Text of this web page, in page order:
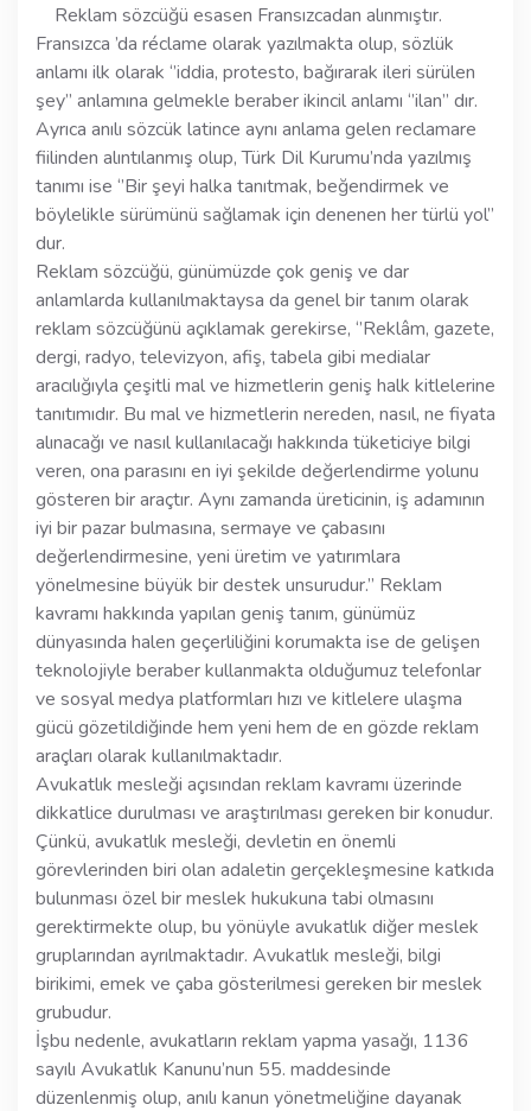
Reklam sözcüğü esasen Fransızcadan alınmıştır.
Fransızca ’da réclame olarak yazılmakta olup, sözlük
anlamı ilk olarak ‘’iddia, protesto, bağırarak ileri sürülen
şey’’ anlamına gelmekle beraber ikincil anlamı ‘’ilan’’ dır.
Ayrıca anılı sözcük latince aynı anlama gelen reclamare
fiilinden alıntılanmış olup, Türk Dil Kurumu’nda yazılmış
tanımı ise ‘’Bir şeyi halka tanıtmak, beğendirmek ve
böylelikle sürümünü sağlamak için denenen her türlü yol’’
dur.
Reklam sözcüğü, günümüzde çok geniş ve dar
anlamlarda kullanılmaktaysa da genel bir tanım olarak
reklam sözcüğünü açıklamak gerekirse, ‘’Reklâm, gazete,
dergi, radyo, televizyon, afiş, tabela gibi medialar
aracılığıyla çeşitli mal ve hizmetlerin geniş halk kitlelerine
tanıtımıdır. Bu mal ve hizmetlerin nereden, nasıl, ne fiyata
alınacağı ve nasıl kullanılacağı hakkında tüketiciye bilgi
veren, ona parasını en iyi şekilde değerlendirme yolunu
gösteren bir araçtır. Aynı zamanda üreticinin, iş adamının
iyi bir pazar bulmasına, sermaye ve çabasını
değerlendirmesine, yeni üretim ve yatırımlara
yönelmesine büyük bir destek unsurudur.’’ Reklam
kavramı hakkında yapılan geniş tanım, günümüz
dünyasında halen geçerliliğini korumakta ise de gelişen
teknolojiyle beraber kullanmakta olduğumuz telefonlar
ve sosyal medya platformları hızı ve kitlelere ulaşma
gücü gözetildiğinde hem yeni hem de en gözde reklam
araçları olarak kullanılmaktadır.
Avukatlık mesleği açısından reklam kavramı üzerinde
dikkatlice durulması ve araştırılması gereken bir konudur.
Çünkü, avukatlık mesleği, devletin en önemli
görevlerinden biri olan adaletin gerçekleşmesine katkıda
bulunması özel bir meslek hukukuna tabi olmasını
gerektirmekte olup, bu yönüyle avukatlık diğer meslek
gruplarından ayrılmaktadır. Avukatlık mesleği, bilgi
birikimi, emek ve çaba gösterilmesi gereken bir meslek
grubudur.
İşbu nedenle, avukatların reklam yapma yasağı, 1136
sayılı Avukatlık Kanunu’nun 55. maddesinde
düzenlenmiş olup, anılı kanun yönetmeliğine dayanak